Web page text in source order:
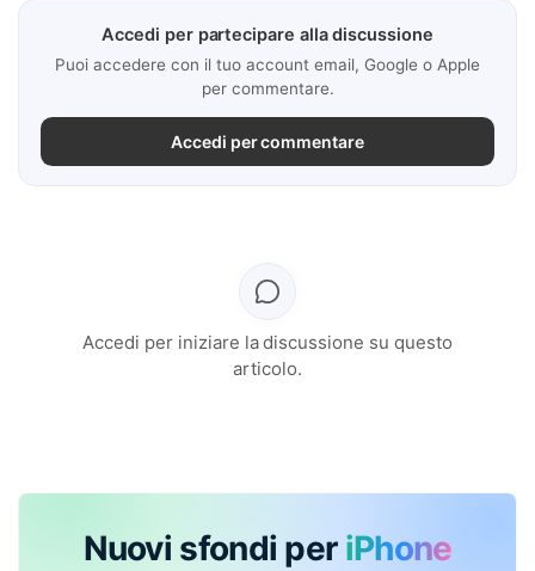
Accedi per partecipare alla discussione
Puoi accedere con il tuo account email, Google o Apple
per commentare.
Accedi per commentare
Accedi per iniziare la discussione su questo
articolo.
Nuovi sfondi per iPhone